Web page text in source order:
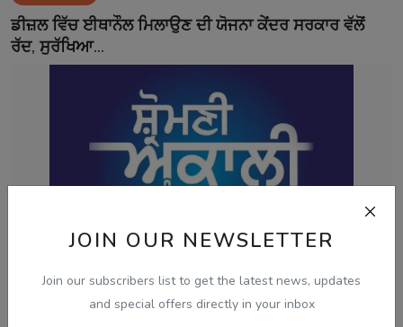
JOIN OUR NEWSLETTER
Join our subscribers list to get the latest news, updates
and special offers directly in your inbox
ਡੀਜ਼ਲ ਵਿੱਚ ਈਥਾਨੌਲ ਮਿਲਾਉਣ ਦੀ ਯੋਜਨਾ ਕੇਂਦਰ ਸਰਕਾਰ ਵੱਲੋਂ
ਰੱਦ, ਸੁਰੱਖਿਆ...